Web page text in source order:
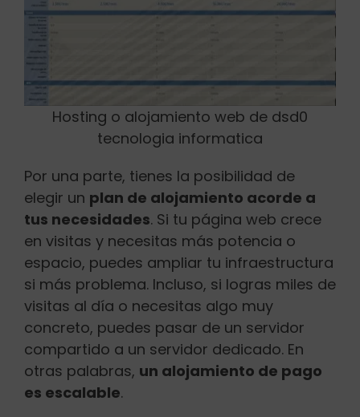
Hosting o alojamiento web de dsd0
tecnologia informatica
Por una parte, tienes la posibilidad de
elegir un plan de alojamiento acorde a
tus necesidades. Si tu página web crece
en visitas y necesitas más potencia o
espacio, puedes ampliar tu infraestructura
si más problema. Incluso, si logras miles de
visitas al día o necesitas algo muy
concreto, puedes pasar de un servidor
compartido a un servidor dedicado. En
otras palabras, un alojamiento de pago
es escalable.